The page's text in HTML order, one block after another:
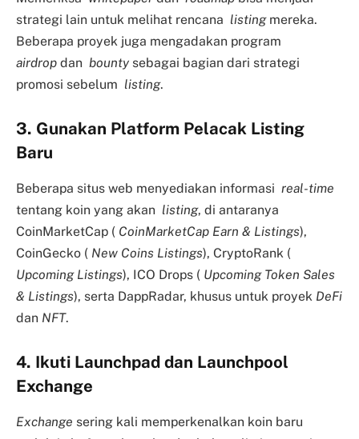
strategi lain untuk melihat rencana listingmereka.
Beberapa proyek juga mengadakan program
airdrop dan bounty sebagai bagian dari strategi
promosi sebelum listing.
3. Gunakan Platform Pelacak Listing
Baru
Beberapa situs web menyediakan informasi real-time
tentang koin yang akan listing, di antaranya
CoinMarketCap ( CoinMarketCap Earn & Listings),
CoinGecko ( New Coins Listings), CryptoRank (
Upcoming Listings), ICO Drops ( Upcoming Token Sales
& Listings), serta DappRadar, khusus untuk proyek DeFi
dan NFT.
4. Ikuti Launchpad dan Launchpool
Exchange
Exchange sering kali memperkenalkan koin baru